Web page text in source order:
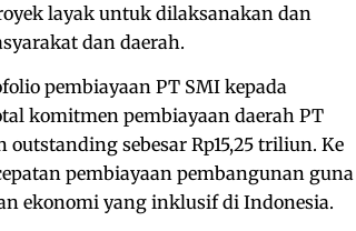
layak untuk dilaksanakan dan
dan daerah.
pembiayaan PT SMI kepada
komitmen pembiayaan daerah PT
sebesar Rp15,25 triliun. Ke
pembiayaan pembangunan guna
ekonomi yang inklusif di Indonesia.